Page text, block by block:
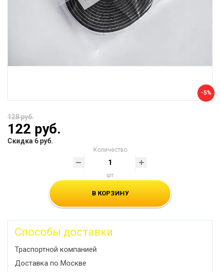
-5%
128 руб.
122 руб.
Скидка 6 руб.
Количество
шт
В КОРЗИНУ
Способы доставки
Траспортной компанией
Доставка по Москве